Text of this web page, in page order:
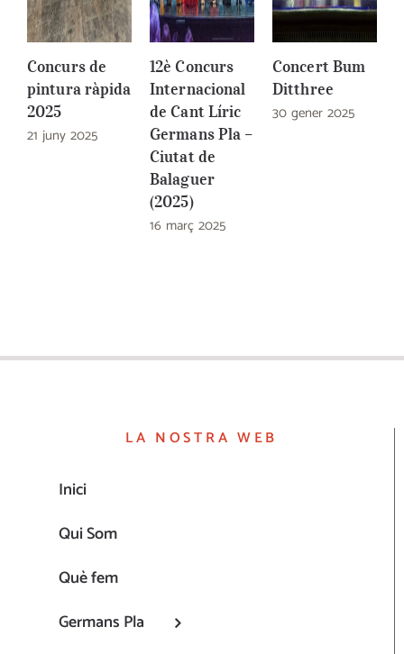
Concurs de
pintura ràpida
2025
21 juny 2025
12è Concurs
Internacional
de Cant Líric
Germans Pla –
Ciutat de
Balaguer
(2025)
16 març 2025
Concert Bum
Ditthree
30 gener 2025
LA NOSTRA WEB
Inici
Qui Som
Què fem
Germans Pla